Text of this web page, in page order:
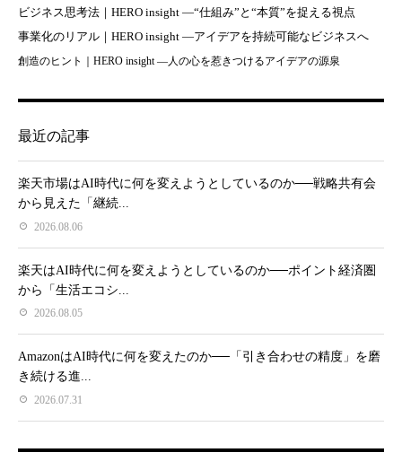
ビジネス思考法｜HERO insight —“仕組み”と“本質”を捉える視点
事業化のリアル｜HERO insight —アイデアを持続可能なビジネスへ
創造のヒント｜HERO insight —人の心を惹きつけるアイデアの源泉
最近の記事
楽天市場はAI時代に何を変えようとしているのか──戦略共有会
から見えた「継続...
2026.08.06
楽天はAI時代に何を変えようとしているのか──ポイント経済圏
から「生活エコシ...
2026.08.05
AmazonはAI時代に何を変えたのか──「引き合わせの精度」を磨
き続ける進...
2026.07.31